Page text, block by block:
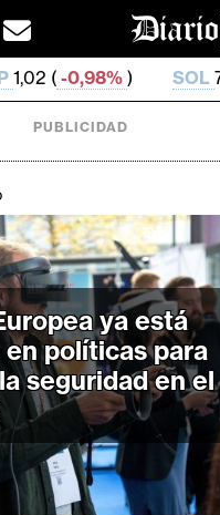
) SOL73,76 ( 1,56% )
PUBLICIDAD
ya está
políticas para
seguridad en el